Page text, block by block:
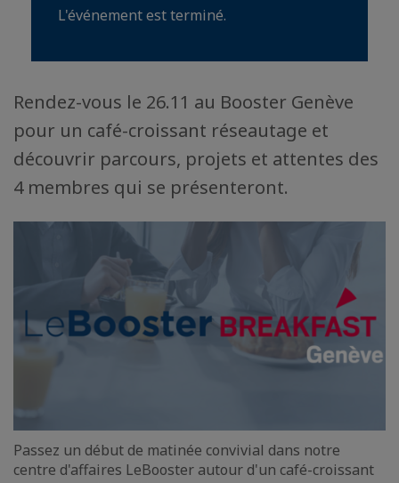
L'événement est terminé.
Rendez-vous le 26.11 au Booster Genève
pour un café-croissant réseautage et
découvrir parcours, projets et attentes des
4 membres qui se présenteront.
Passez un début de matinée convivial dans notre
centre d'affaires LeBooster autour d'un café-croissant